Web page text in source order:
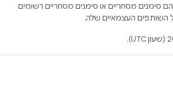
.‏ Java ו-OpenJDK הם סימנים מסחריים או סימנים מסחריים רשומים